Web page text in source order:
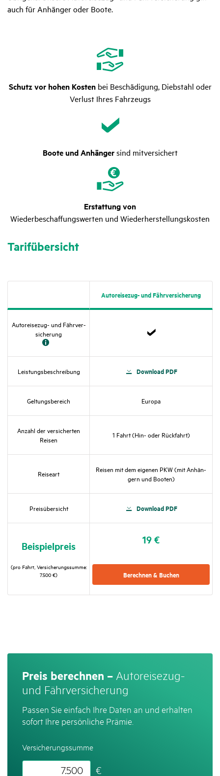
auch für Anhänger oder Boote.
Schutz vor hohen Kosten bei Beschädigung, Diebstahl oder
Verlust Ihres Fahrzeugs
Boote und Anhängersind mitversichert
Erstattung von
Wiederbeschaffungswerten und Wiederherstellungskosten
Tarif­über­sicht
Auto­rei­sezug- und Fähr­ver­si­che­rung
Auto­rei­sezug- und Fähr­ver­
si­che­rung
fend
Leis­tungs­be­schrei­bung
Down­load PDF
Geltungs­be­reich Europa
Anzahl der versi­cherten
Reisen
1 Fahrt (Hin- oder Rück­fahrt)
Reiseart
Reisen mit dem eigenen PKW (mit Anhän­
gern und Booten)
Preis­über­sicht Down­load PDF
Beispiel­preis
(pro Fahrt, Versi­che­rungs­summe:
7.500 €)
19 €
Berechnen & Buchen
Preis be­rech­nen – Auto­rei­sezug-
und Fähr­ver­si­che­rung
Passen Sie einfach Ihre Daten an und erhalten
sofort Ihre persönliche Prämie.
Versicherungssumme
€